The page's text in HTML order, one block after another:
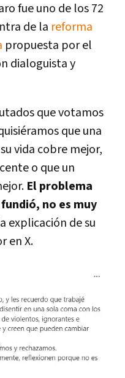
fue uno de los 72
de la reforma
propuesta por el
dialoguista y
que votamos
que una
vida cobre mejor,
o que un
El problema
no es muy
explicación de su
en X.